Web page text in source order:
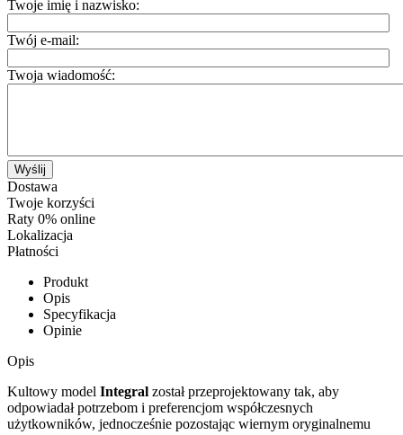
Twoje imię i nazwisko:
Twój e-mail:
Twoja wiadomość:
Wyślij
Dostawa
Twoje korzyści
Raty 0% online
Lokalizacja
Płatności
Produkt
Opis
Specyfikacja
Opinie
Opis
Kultowy model Integral został przeprojektowany tak, aby
odpowiadał potrzebom i preferencjom współczesnych
użytkowników, jednocześnie pozostając wiernym oryginalnemu